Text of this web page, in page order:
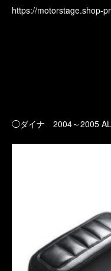
https://motorstage.shop-
◯ダイナ 2004～2005